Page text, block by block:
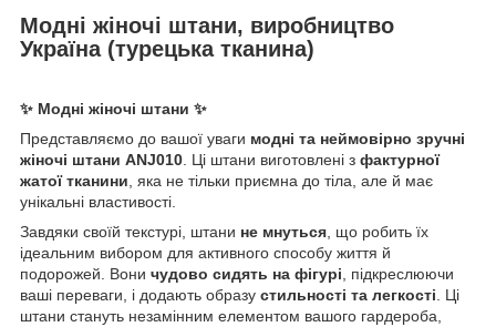
Модні жіночі штани, виробництво
Україна (турецька тканина)
✨ Модні жіночі штани ✨
Представляємо до вашої уваги модні та неймовірно зручні
жіночі штани ANJ010. Ці штани виготовлені з фактурної
жатої тканини, яка не тільки приємна до тіла, але й має
унікальні властивості.
Завдяки своїй текстурі, штани не мнуться, що робить їх
ідеальним вибором для активного способу життя й
подорожей. Вони чудово сидять на фігурі, підкреслюючи
ваші переваги, і додають образу стильності та легкості. Ці
штани стануть незамінним елементом вашого гардероба,